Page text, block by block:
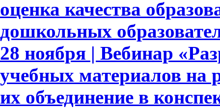
оценка качества
дошкольных
28 ноября | Вебинар
учебных материалов на
их объединение в